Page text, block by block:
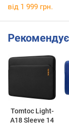
від 1 999 грн.
Tomtoc Light-
A18 Sleeve 14